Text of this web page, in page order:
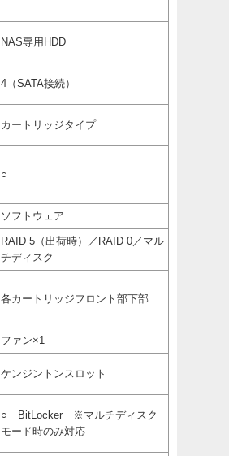
NAS専用HDD
4（SATA接続）
カートリッジタイプ
○
ソフトウェア
RAID 5（出荷時）／RAID 0／マル
チディスク
各カートリッジフロント部下部
ファン×1
ケンジントンスロット
○ BitLocker ※マルチディスク
モード時のみ対応